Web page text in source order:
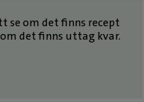
se om det finns recept
det finns uttag kvar.